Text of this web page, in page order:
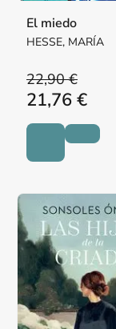
El miedo
HESSE, MARÍA
22,90 €
21,76 €